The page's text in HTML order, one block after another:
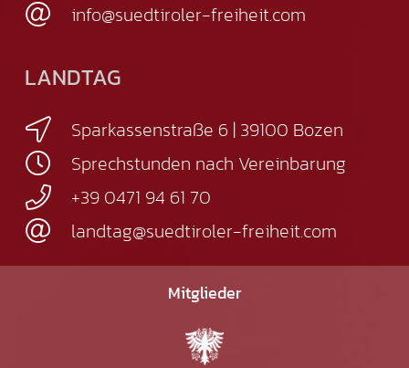
info@suedtiroler-freiheit.com
LANDTAG
Sparkassenstraße 6 | 39100 Bozen
Sprechstunden nach Vereinbarung
+39 0471 94 61 70
landtag@suedtiroler-freiheit.com
Mitglieder